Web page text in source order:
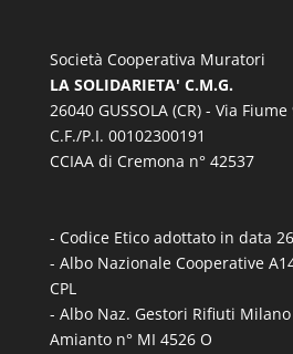
Società Cooperativa Muratori
LA SOLIDARIETA' C.M.G.
26040 GUSSOLA (CR) - Via Fiume
C.F./P.I. 00102300191
CCIAA di Cremona n° 42537
- Codice Etico adottato in data
- Albo Nazionale Cooperative
CPL
- Albo Naz. Gestori Rifiuti
Amianto n° MI 4526 O